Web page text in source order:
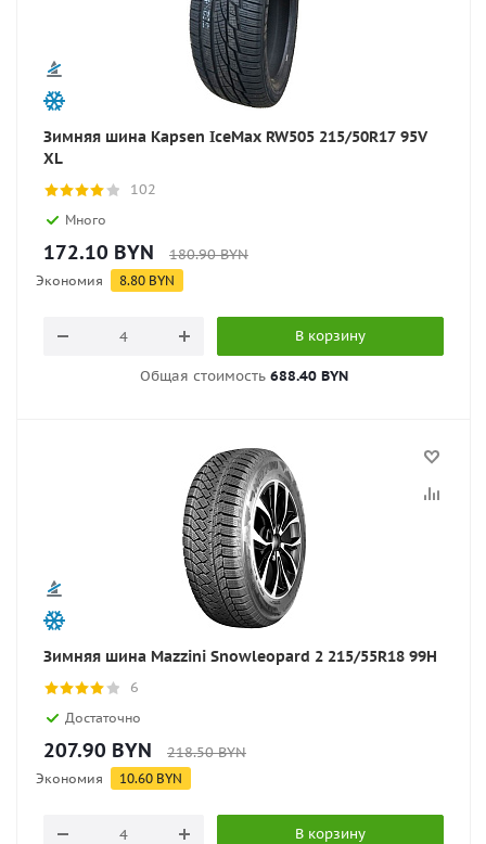
Зимняя шина Kapsen IceMax RW505 215/50R17 95V
XL
102
Много
172.10 BYN 180.90BYN
Экономия 8.80 BYN
В корзину
Общая стоимость 688.40 BYN
Зимняя шина Mazzini Snowleopard 2 215/55R18 99H
6
Достаточно
207.90 BYN 218.50BYN
Экономия 10.60 BYN
В корзину